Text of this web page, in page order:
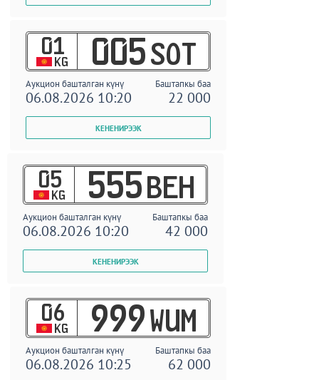
01
KG 005 SOT
Аукцион башталган күнү Баштапкы баа
06.08.2026 10:20 22 000
05
KG 555 BEH
Аукцион башталган күнү Баштапкы баа
06.08.2026 10:20 42 000
06
KG 999 WUM
Аукцион башталган күнү Баштапкы баа
06.08.2026 10:25 62 000